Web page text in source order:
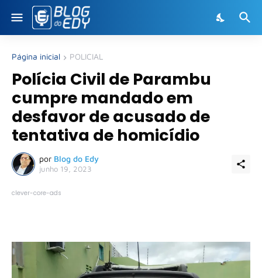
Página inicial POLICIAL
Polícia Civil de Parambu
cumpre mandado em
desfavor de acusado de
tentativa de homicídio
por Blog do Edy
junho 19, 2023
clever-core-ads